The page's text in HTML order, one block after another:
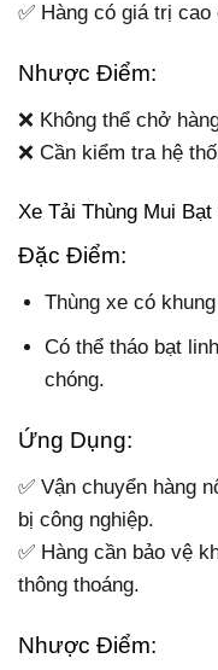
✅ Hàng có giá trị
Nhược Điểm:
❌ Không thể chở
❌ Cần kiểm tra hệ
Xe Tải Thùng Mui
Đặc Điểm:
Thùng xe có
Có thể tháo bạt
chóng.
Ứng Dụng:
✅ Vận chuyển hàng
bị công nghiệp.
✅ Hàng cần bảo vệ
thông thoáng.
Nhược Điểm: